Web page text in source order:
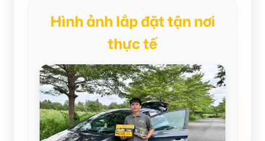
Hình ảnh lắp đặt tận nơi
thực tế